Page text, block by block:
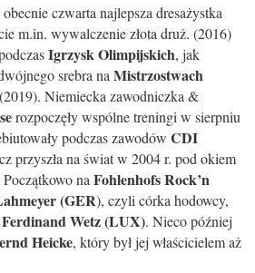
czwarta najlepsza dresażystka
m.in. wywalczenie złota druż. (2016)
Igrzysk Olimpijskich, jak
srebra na Mistrzostwach
Niemiecka zawodniczka &
rozpoczęły wspólne treningi w sierpniu
podczas zawodów CDI
przyszła na świat w 2004 r. pod okiem
Początkowo na Fohlenhofs Rock’n
(GER), czyli córka hodowcy,
Ferdinand Wetz (LUX). Nieco później
Heicke, który był jej właścicielem aż